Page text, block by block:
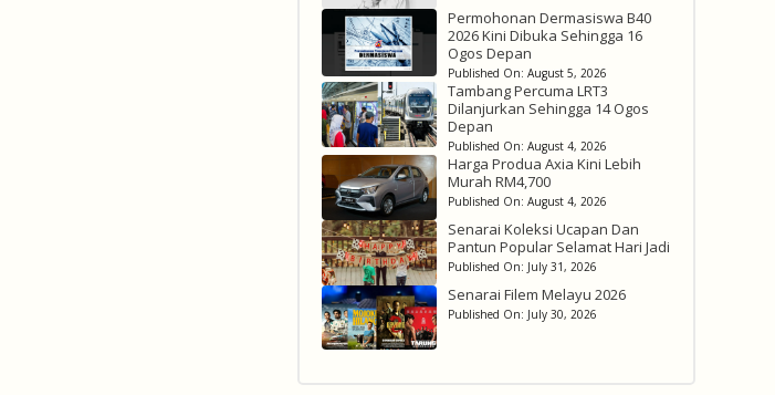
Permohonan Dermasiswa B40
2026 Kini Dibuka Sehingga 16
Ogos Depan
Published On: August 5, 2026
Tambang Percuma LRT3
Dilanjurkan Sehingga 14 Ogos
Depan
Published On: August 4, 2026
Harga Produa Axia Kini Lebih
Murah RM4,700
Published On: August 4, 2026
Senarai Koleksi Ucapan Dan
Pantun Popular Selamat Hari Jadi
Published On: July 31, 2026
Senarai Filem Melayu 2026
Published On: July 30, 2026